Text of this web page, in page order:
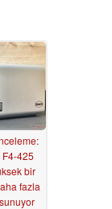
F4-425
bir
fazla